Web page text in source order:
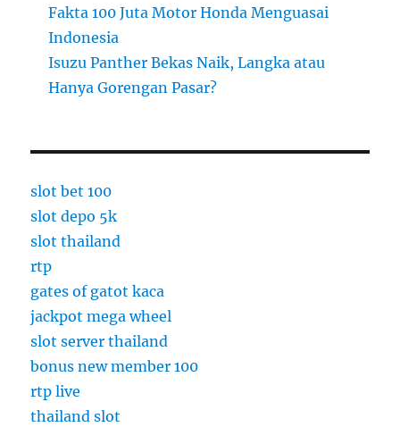
Fakta 100 Juta Motor Honda Menguasai
Indonesia
Isuzu Panther Bekas Naik, Langka atau
Hanya Gorengan Pasar?
slot bet 100
slot depo 5k
slot thailand
rtp
gates of gatot kaca
jackpot mega wheel
slot server thailand
bonus new member 100
rtp live
thailand slot